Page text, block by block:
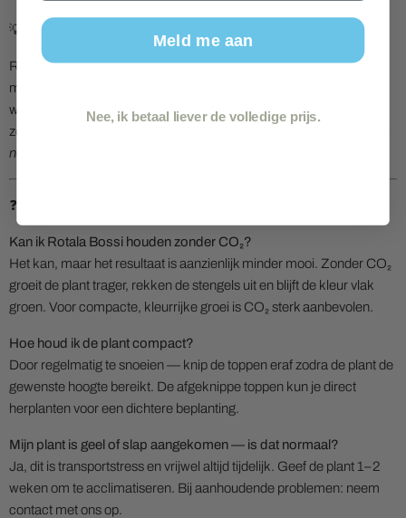
💡 Planterstip
Rotala Bossi werkt het best als groepsplant in de voor- of
middenzone. Plant 5–10 stengels dicht bij elkaar voor een
weelderig effect. Combineert mooi met contrasterende texturen
zoals
nana
❓ Veelgestelde vragen
Kan ik Rotala Bossi houden zonder CO₂?
Het kan, maar het resultaat is aanzienlijk minder mooi. Zonder CO₂
groeit de plant trager, rekken de stengels uit en blijft de kleur vlak
groen. Voor compacte, kleurrijke groei is CO₂ sterk aanbevolen.
Hoe houd ik de plant compact?
Door regelmatig te snoeien — knip de toppen eraf zodra de plant de
gewenste hoogte bereikt. De afgeknippe toppen kun je direct
herplanten voor een dichtere beplanting.
Mijn plant is geel of slap aangekomen — is dat normaal?
Ja, dit is transportstress en vrijwel altijd tijdelijk. Geef de plant 1–2
weken om te acclimatiseren. Bij aanhoudende problemen: neem
contact met ons op.
Meld me aan
Nee, ik betaal liever de volledige prijs.